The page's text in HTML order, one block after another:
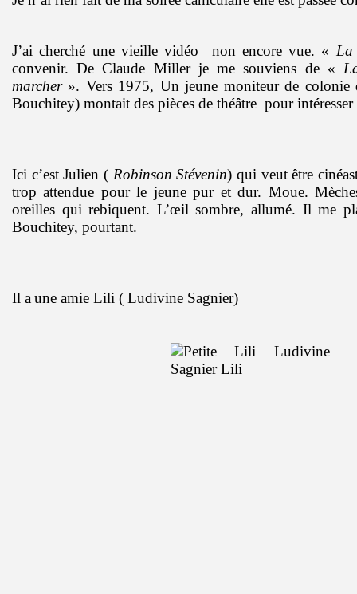
J’ai cherché une vieille vidéo non encore vue. «
convenir. De Claude Miller je me souviens de «
marcher ». Vers 1975, Un jeune moniteur de colonie
Bouchitey) montait des pièces de théâtre pour intéresser
Ici c’est Julien ( Robinson Stévenin) qui veut être
trop attendue pour le jeune pur et dur. Moue.
oreilles qui rebiquent. L’œil sombre, allumé. Il me
Bouchitey, pourtant.
Il a une amie Lili ( Ludivine Sagnier)